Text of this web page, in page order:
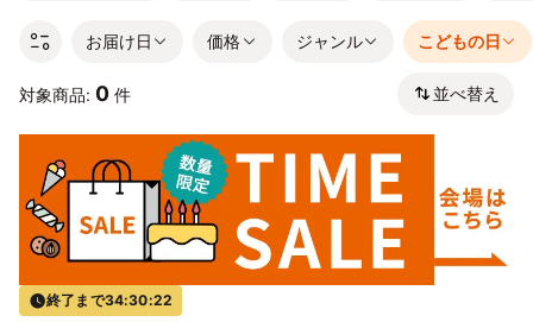
お届け日 価格 ジャンル こどもの日
対象商品: 0 件 並べ替え
終了まで34:30:22